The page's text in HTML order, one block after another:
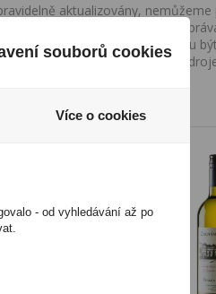
aktualizovány,
To však nemá vliv na Vaše
pro osobní použití a nemohou
ani bez řádného uvedení
souborů cookies
Více o cookies
- od vyhledávání až po